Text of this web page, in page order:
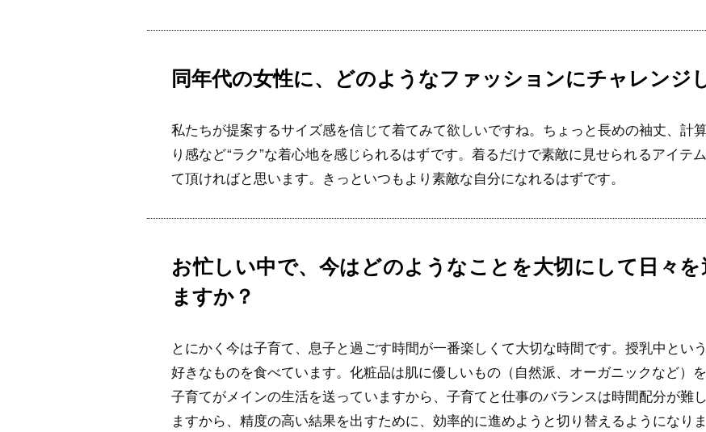
同年代の女性に、どのようなファッションにチャレンジ
私たちが提案するサイズ感を信じて着てみて欲しいですね。ちょっと長めの袖丈、計
り感など“ラク”な着心地を感じられるはずです。着るだけで素敵に見せられるアイテ
て頂ければと思います。きっといつもより素敵な自分になれるはずです。
お忙しい中で、今はどのようなことを大切にして日々
ますか？
とにかく今は子育て、息子と過ごす時間が一番楽しくて大切な時間です。授乳中とい
好きなものを食べています。化粧品は肌に優しいもの（自然派、オーガニックなど）を
子育てがメインの生活を送っていますから、子育てと仕事のバランスは時間配分が難
ますから、精度の高い結果を出すために、効率的に進めようと切り替えるようになり